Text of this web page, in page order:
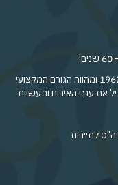
בית הספר הארצי לתיירות הוקם בישראל בשנת 1962 ומהווה הגורם המקצועי
את ענף האירוח ותעשיית
לתיירות